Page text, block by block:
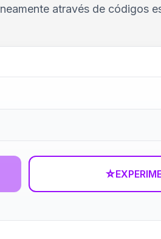
através de códigos
☆